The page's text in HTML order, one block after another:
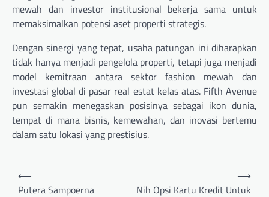
mewah dan investor institusional bekerja sama untuk
memaksimalkan potensi aset properti strategis.
Dengan sinergi yang tepat, usaha patungan ini diharapkan
tidak hanya menjadi pengelola properti, tetapi juga menjadi
model kemitraan antara sektor fashion mewah dan
investasi global di pasar real estat kelas atas. Fifth Avenue
pun semakin menegaskan posisinya sebagai ikon dunia,
tempat di mana bisnis, kemewahan, dan inovasi bertemu
dalam satu lokasi yang prestisius.
Navigasi
pos
⟵
Putera Sampoerna
Nih Opsi Kartu Kredit Untuk
⟶